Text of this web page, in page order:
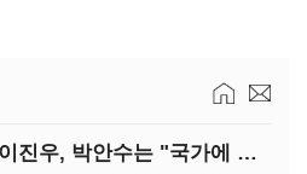
진술 뒤집은 김현태·이진우, 박안수는 "국가에 헌신"…법정서 드러난 군 수뇌부의 민낯